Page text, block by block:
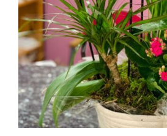
AÑADIR AL
DETALLES